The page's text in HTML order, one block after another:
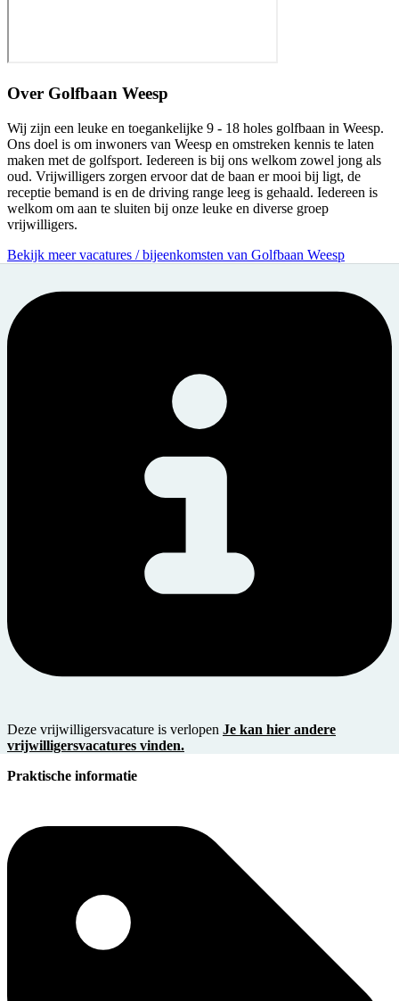
Over Golfbaan Weesp
Wij zijn een leuke en toegankelijke 9 - 18 holes golfbaan in Weesp.
Ons doel is om inwoners van Weesp en omstreken kennis te laten
maken met de golfsport. Iedereen is bij ons welkom zowel jong als
oud. Vrijwilligers zorgen ervoor dat de baan er mooi bij ligt, de
receptie bemand is en de driving range leeg is gehaald. Iedereen is
welkom om aan te sluiten bij onze leuke en diverse groep
vrijwilligers.
Bekijk meer vacatures / bijeenkomsten van Golfbaan Weesp
Deze vrijwilligersvacature is verlopen Je kan hier andere
vrijwilligersvacatures vinden.
Praktische informatie